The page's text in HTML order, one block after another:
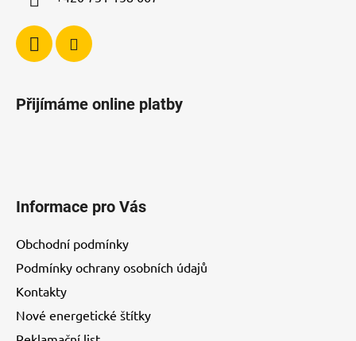
Přijímáme online platby
Informace pro Vás
Obchodní podmínky
Podmínky ochrany osobních údajů
Kontakty
Nové energetické štítky